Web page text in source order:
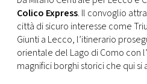
CONSIGLIA
Colico Express. Il convoglio
città di sicuro interesse come
Giunti a Lecco, l’itinerario
orientale del Lago di Como con
magnifici borghi storici che qui si